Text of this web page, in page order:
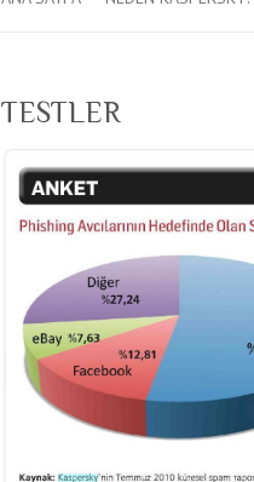
TESTLER